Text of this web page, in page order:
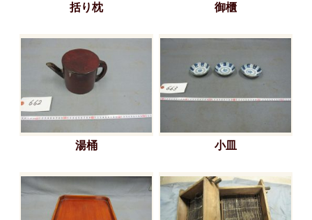
括り枕 御櫃
湯桶 小皿